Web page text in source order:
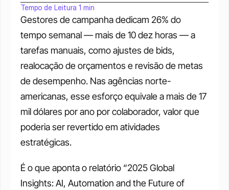
Gestores de campanha dedicam 26% do
tempo semanal — mais de 10 dez horas — a
tarefas manuais, como ajustes de bids,
realocação de orçamentos e revisão de metas
de desempenho. Nas agências norte-
americanas, esse esforço equivale a mais de 17
mil dólares por ano por colaborador, valor que
poderia ser revertido em atividades
estratégicas.
É o que aponta o relatório “2025 Global
Insights: AI, Automation and the Future of
Tempo de Leitura 1 min